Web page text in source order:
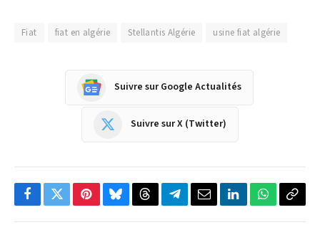
Fiat fiat en algérie Stellantis Algérie usine fiat algérie
Suivre sur Google Actualités
Suivre sur X (Twitter)
Facebook
TwitterPinterestBlueskyThreadsPartagerEmailLinkedInWhatsApp